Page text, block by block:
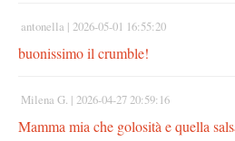
antonella | 2026-05-01 16:55:20
buonissimo il crumble!
Milena G. | 2026-04-27 20:59:16
Mamma mia che golosità e quella